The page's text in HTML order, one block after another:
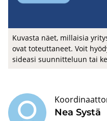
Ku­vas­ta näet, mil­lai­sia
ovat to­teut­ta­neet. Voit
si­dea­si suun­nit­te­luun tai
Nea Systä